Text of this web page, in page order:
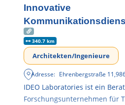
Innovative
340.7 km
Architekten/Ingenieure
Adresse: Ehrenbergstraße 11,
IDEO Laboratories ist ein
Forschungsunternehmen für